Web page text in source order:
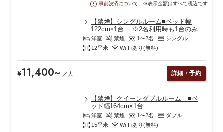
事前決済について ※表示金額はすべて税込です
【禁煙】シングルルーム■ベッド幅
122cm×1台 ※2名利用時も1台のみ
洋室 禁煙 1〜2名
シングル
12平米 Wi-Fiあり(無料)
¥11,400~ ／ 人 詳細・予約
【禁煙】クイーンダブルルーム ■ベ
ッド幅164cm×1台
洋室 禁煙 1〜2名
ダブル
15平米 Wi-Fiあり(無料)